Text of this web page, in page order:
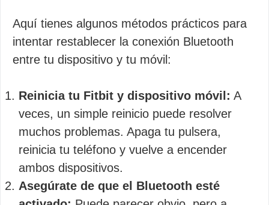
Aquí tienes algunos métodos prácticos para
intentar restablecer la conexión Bluetooth
entre tu dispositivo y tu móvil:
Reinicia tu Fitbit y dispositivo móvil: A
veces, un simple reinicio puede resolver
muchos problemas. Apaga tu pulsera,
reinicia tu teléfono y vuelve a encender
ambos dispositivos.
Asegúrate de que el Bluetooth esté